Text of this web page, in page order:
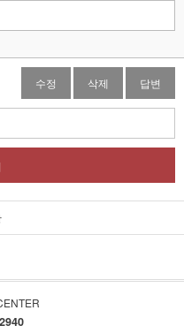
수정 삭제 답변